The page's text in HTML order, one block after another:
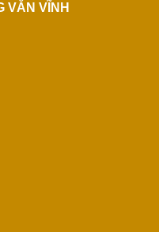
VĂN VĨNH